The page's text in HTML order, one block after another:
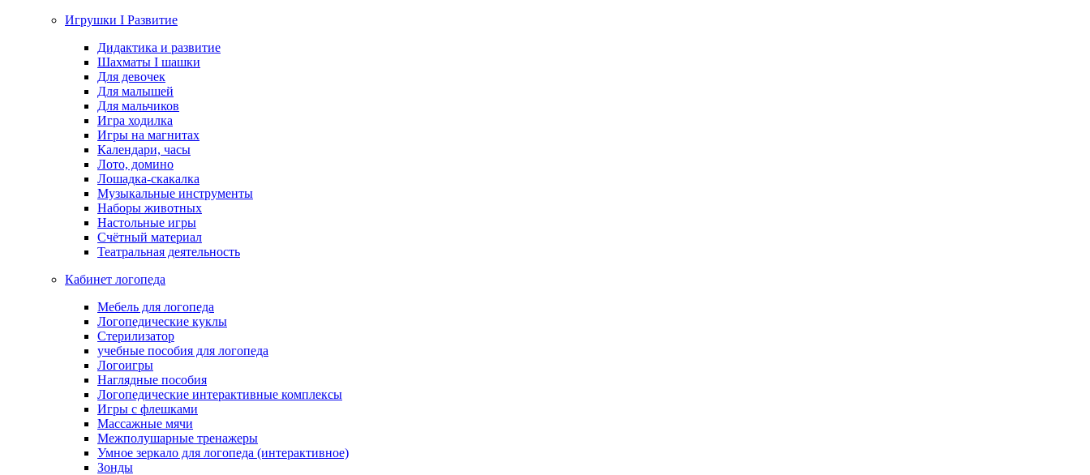
Игрушки I Развитие
Дидактика и развитие
Шахматы I шашки
Для девочек
Для малышей
Для мальчиков
Игра ходилка
Игры на магнитах
Календари, часы
Лото, домино
Лошадка-скакалка
Музыкальные инструменты
Наборы животных
Настольные игры
Счётный материал
Театральная деятельность
Кабинет логопеда
Мебель для логопеда
Логопедические куклы
Стерилизатор
учебные пособия для логопеда
Логоигры
Наглядные пособия
Логопедические интерактивные комплексы
Игры с флешками
Массажные мячи
Межполушарные тренажеры
Умное зеркало для логопеда (интерактивное)
Зонды